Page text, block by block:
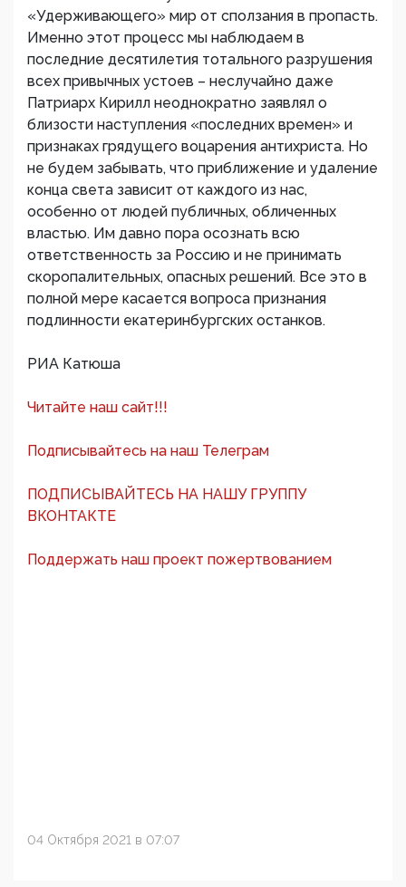
«Удерживающего» мир от сползания в пропасть.
Именно этот процесс мы наблюдаем в
последние десятилетия тотального разрушения
всех привычных устоев – неслучайно даже
Патриарх Кирилл неоднократно заявлял о
близости наступления «последних времен» и
признаках грядущего воцарения антихриста. Но
не будем забывать, что приближение и удаление
конца света зависит от каждого из нас,
особенно от людей публичных, обличенных
властью. Им давно пора осознать всю
ответственность за Россию и не принимать
скоропалительных, опасных решений. Все это в
полной мере касается вопроса признания
подлинности екатеринбургских останков.
РИА Катюша
Читайте наш сайт!!!
Подписывайтесь на наш Телеграм
ПОДПИСЫВАЙТЕСЬ НА НАШУ ГРУППУ
ВКОНТАКТЕ
Поддержать наш проект пожертвованием
04 Октября 2021 в 07:07